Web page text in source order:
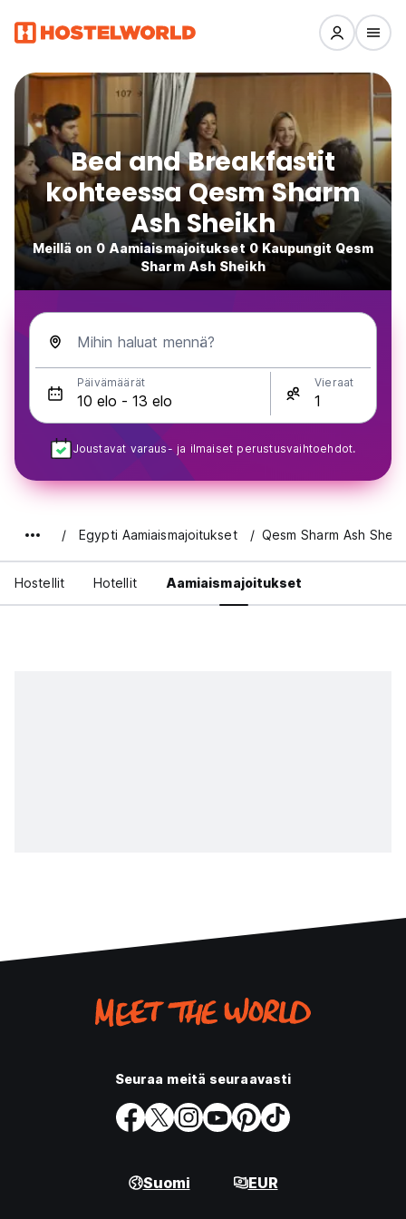
Bed and Breakfastit
kohteessa Qesm Sharm
Ash Sheikh
Meillä on 0 Aamiaismajoitukset 0 Kaupungit Qesm
Sharm Ash Sheikh
Mihin haluat mennä?
Päivämäärät Vieraat
Joustavat varaus- ja ilmaiset perustusvaihtoehdot.
Egypti Aamiaismajoitukset Qesm Sharm Ash
Hostellit Hotellit Aamiaismajoitukset
Seuraa meitä seuraavasti
Suomi EUR